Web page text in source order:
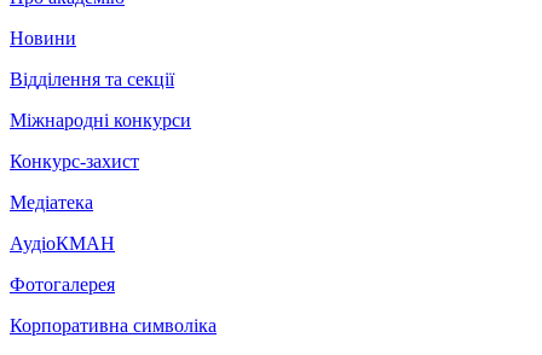
Новини
Відділення та секції
Міжнародні конкурси
Конкурс-захист
Медіатека
АудіоКМАН
Фотогалерея
Корпоративна символіка